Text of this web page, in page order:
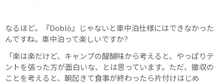
なるほど。『Doblò』じゃないと車中泊仕様にはできなかった
んですね。車中泊って楽しいですか?
「楽は楽だけど、キャンプの醍醐味から考えると、やっぱりテ
ントを張った方が面白いな、とは思っています。ただ、撤収の
ことを考えると、朝起きて食事が終わったら片付けはじめ